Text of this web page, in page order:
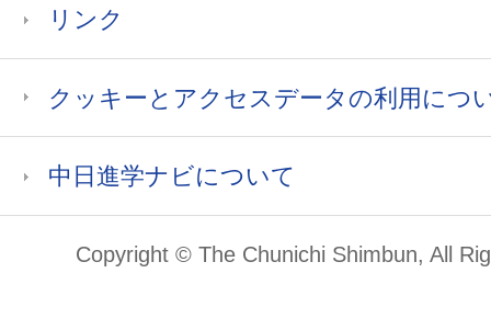
リンク
クッキーとアクセスデータの利用につ
中日進学ナビについて
Copyright © The Chunichi Shimbun, All